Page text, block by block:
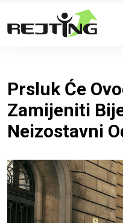
Prsluk Će
Zamijeniti
Neizostavni